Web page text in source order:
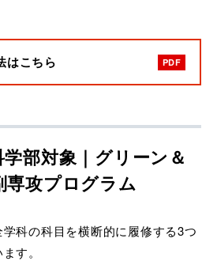
はこちら PDF
部対象｜グリーン＆
専攻プログラム
科の科目を横断的に履修する3つ
す。